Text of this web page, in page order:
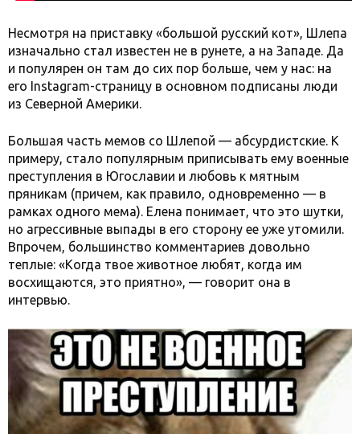
Несмотря на приставку «большой русский кот», Шлепа
изначально стал известен не в рунете, а на Западе. Да
и популярен он там до сих пор больше, чем у нас: на
его Instagram-страницу в основном подписаны люди
из Северной Америки.
Большая часть мемов со Шлепой — абсурдистские. К
примеру, стало популярным приписывать ему военные
преступления в Югославии и любовь к мятным
пряникам (причем, как правило, одновременно — в
рамках одного мема). Елена понимает, что это шутки,
но агрессивные выпады в его сторону ее уже утомили.
Впрочем, большинство комментариев довольно
теплые: «Когда твое животное любят, когда им
восхищаются, это приятно», — говорит она в
интервью.